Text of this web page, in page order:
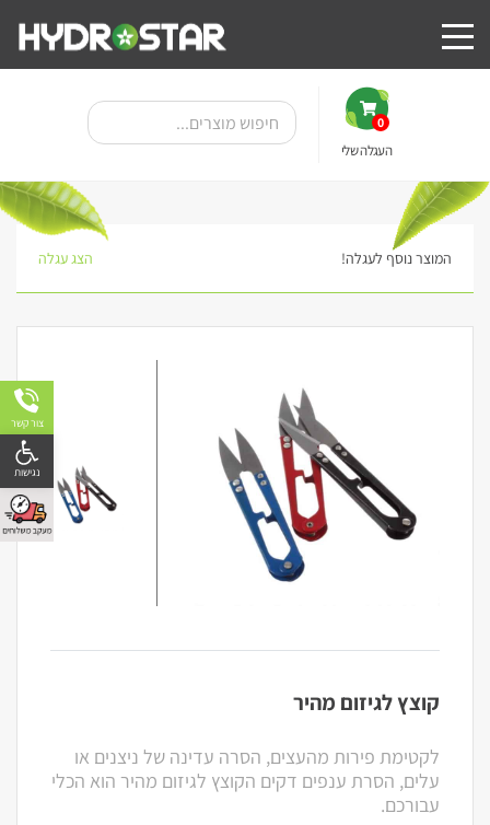
0
העגלה שלי
המוצר נוסף לעגלה! הצג עגלה
קוצץ לגיזום מהיר
לקטימת פירות מהעצים, הסרה עדינה של ניצנים או
עלים, הסרת ענפים דקים הקוצץ לגיזום מהיר הוא הכלי
עבורכם.
צור קשר